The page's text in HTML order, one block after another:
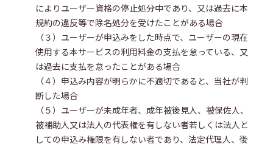
によりユーザー資格の停止処分中であり、又は過去に本
規約の違反等で除名処分を受けたことがある場合
（３）ユーザーが申込みをした時点で、ユーザーの現在
使用する本サービスの利用料金の支払を怠っている、又
は過去に支払を怠ったことがある場合
（４）申込み内容が明らかに不適切であると、当社が判
断した場合
（５）ユーザーが未成年者、成年被後見人、被保佐人、
被補助人又は法人の代表権を有しない者若しくは法人と
しての申込み権限を有しない者であり、法定代理人、後